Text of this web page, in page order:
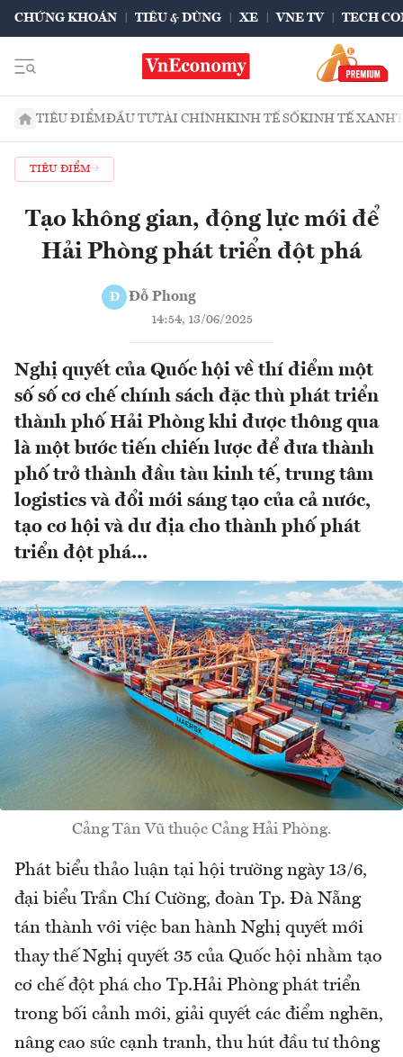
CHỨNG KHOÁN TIÊU & DÙNG XE VNE TV TECH
TIÊU ĐIỂMĐẦU TƯTÀI CHÍNHKINH TẾ SỐKINH TẾ XANH
TIÊU ĐIỂM
Tạo không gian, động lực mới để
Hải Phòng phát triển đột phá
Đ Đỗ Phong
14:54, 13/06/2025
Nghị quyết của Quốc hội về thí điểm một
số số cơ chế chính sách đặc thù phát triển
thành phố Hải Phòng khi được thông qua
là một bước tiến chiến lược để đưa thành
phố trở thành đầu tàu kinh tế, trung tâm
logistics và đổi mới sáng tạo của cả nước,
tạo cơ hội và dư địa cho thành phố phát
triển đột phá...
Cảng Tân Vũ thuộc Cảng Hải Phòng.
Phát biểu thảo luận tại hội trường ngày 13/6,
đại biểu Trần Chí Cường, đoàn Tp. Đà Nẵng
tán thành với việc ban hành Nghị quyết mới
thay thế Nghị quyết 35 của Quốc hội nhằm tạo
cơ chế đột phá cho Tp.Hải Phòng phát triển
trong bối cảnh mới, giải quyết các điểm nghẽn,
nâng cao sức cạnh tranh, thu hút đầu tư thông